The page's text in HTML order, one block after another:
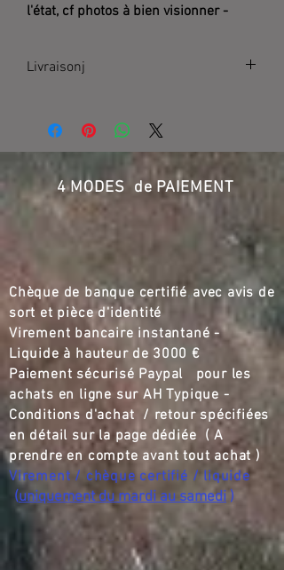
l'état, cf photos à bien visionner -
Livraisonj
Dimensions : H130 x L80 x P4
Livraison
Livraison par le vendeur à Loudun
Gratuit
Livraison Thouars
40 €
Livraison par le vendeur à Poitiers
40 €
Livraison par le vendeur à Chinon
Livraison Douai la Fontaine
40 €
Livraison par le vendeur à Saumur
40 €
Livraison Montreuil Bellay
40 €
Livraison moins de 200 km
60 €
Transporteur France
200 €
Transporteur Europe
300 €
4 MODES de PAIEMENT
Chèque de banque certifié,,avec avis de
sort et pièce d'identité
Virement bancaire instantané -
Liquide à hauteur de 3000 €
Paiement sécurisé Paypal pour les
achats en ligne sur AH Typique -
Conditions d'achat / retour spécifiées
en détail sur la page dédiée ( A
prendre en compte avant tout achat )
Virement / chèque certifié / liquide
(uniquement du mardi au samedi )